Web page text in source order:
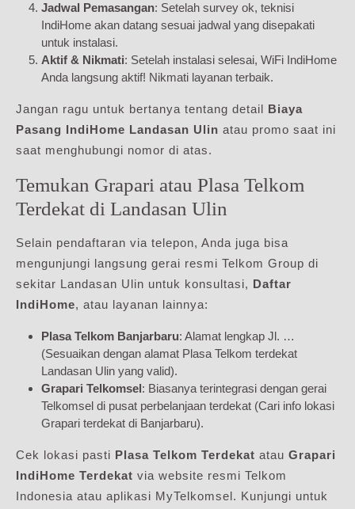
Jadwal Pemasangan: Setelah survey ok, teknisi
IndiHome akan datang sesuai jadwal yang disepakati
untuk instalasi.
Aktif & Nikmati: Setelah instalasi selesai, WiFi IndiHome
Anda langsung aktif! Nikmati layanan terbaik.
Jangan ragu untuk bertanya tentang detail Biaya
Pasang IndiHome Landasan Ulin atau promo saat ini
saat menghubungi nomor di atas.
Temukan Grapari atau Plasa Telkom
Terdekat di Landasan Ulin
Selain pendaftaran via telepon, Anda juga bisa
mengunjungi langsung gerai resmi Telkom Group di
sekitar Landasan Ulin untuk konsultasi, Daftar
IndiHome, atau layanan lainnya:
Plasa Telkom Banjarbaru: Alamat lengkap Jl. …
(Sesuaikan dengan alamat Plasa Telkom terdekat
Landasan Ulin yang valid).
Grapari Telkomsel: Biasanya terintegrasi dengan gerai
Telkomsel di pusat perbelanjaan terdekat (Cari info lokasi
Grapari terdekat di Banjarbaru).
Cek lokasi pasti Plasa Telkom Terdekat atau Grapari
IndiHome Terdekat via website resmi Telkom
Indonesia atau aplikasi MyTelkomsel. Kunjungi untuk